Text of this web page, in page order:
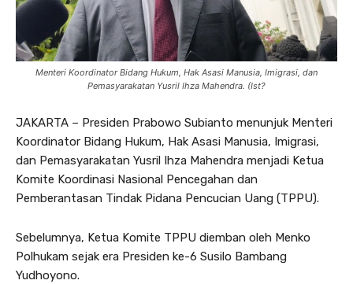
Menteri Koordinator Bidang Hukum, Hak Asasi Manusia, Imigrasi, dan
Pemasyarakatan Yusril Ihza Mahendra. (Ist?
JAKARTA – Presiden Prabowo Subianto menunjuk Menteri
Koordinator Bidang Hukum, Hak Asasi Manusia, Imigrasi,
dan Pemasyarakatan Yusril Ihza Mahendra menjadi Ketua
Komite Koordinasi Nasional Pencegahan dan
Pemberantasan Tindak Pidana Pencucian Uang (TPPU).
Sebelumnya, Ketua Komite TPPU diemban oleh Menko
Polhukam sejak era Presiden ke-6 Susilo Bambang
Yudhoyono.